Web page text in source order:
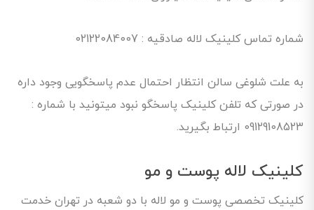
شماره تماس کلینیک لاله صادقیه : 02122084007
به علت شلوغی سالن انتظار احتمال عدم پاسخگویی وجود داره
در صورتی که تلفن کلینیک پاسخگو نبود میتونید با شماره :
09129108523 ارتباط بگیرید.
کلینیک لاله پوست و مو
کلینیک تخصصی پوست و مو لاله با دو شعبه در تهران خدمت